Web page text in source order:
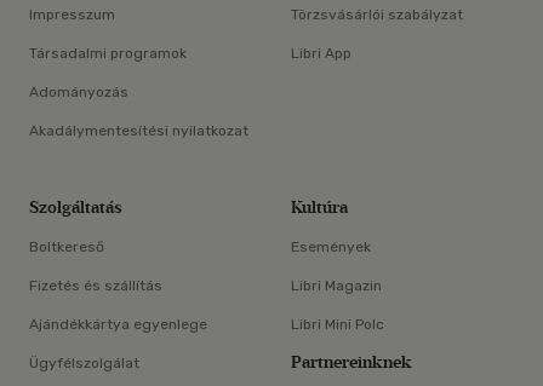
Impresszum
Társadalmi programok
Adományozás
Akadálymentesítési nyilatkozat
Törzsvásárlói szabályzat
Libri App
Szolgáltatás
Boltkereső
Fizetés és szállítás
Ajándékkártya egyenlege
Ügyfélszolgálat
Kultúra
Események
Libri Magazin
Libri Mini Polc
Partnereinknek